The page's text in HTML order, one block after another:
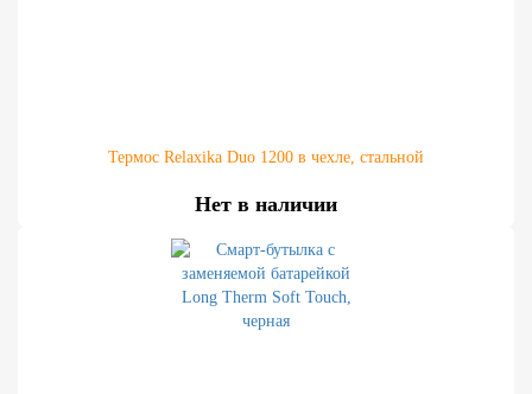
Термос Relaxika Duo 1200 в чехле, стальной
Нет в наличии